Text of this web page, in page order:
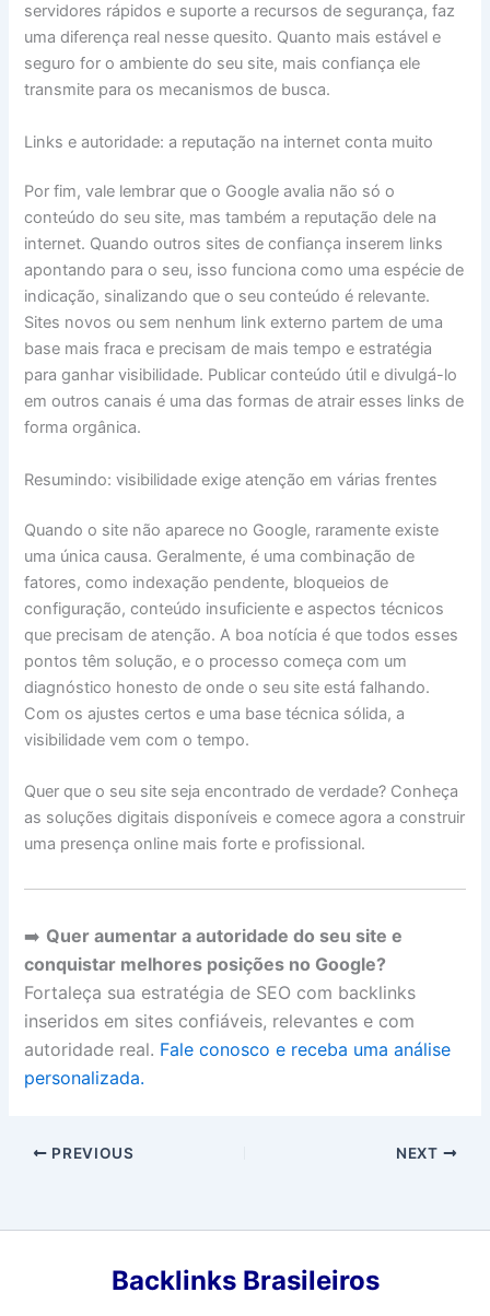
servidores rápidos e suporte a recursos de segurança, faz
uma diferença real nesse quesito. Quanto mais estável e
seguro for o ambiente do seu site, mais confiança ele
transmite para os mecanismos de busca.
Links e autoridade: a reputação na internet conta muito
Por fim, vale lembrar que o Google avalia não só o
conteúdo do seu site, mas também a reputação dele na
internet. Quando outros sites de confiança inserem links
apontando para o seu, isso funciona como uma espécie de
indicação, sinalizando que o seu conteúdo é relevante.
Sites novos ou sem nenhum link externo partem de uma
base mais fraca e precisam de mais tempo e estratégia
para ganhar visibilidade. Publicar conteúdo útil e divulgá-lo
em outros canais é uma das formas de atrair esses links de
forma orgânica.
Resumindo: visibilidade exige atenção em várias frentes
Quando o site não aparece no Google, raramente existe
uma única causa. Geralmente, é uma combinação de
fatores, como indexação pendente, bloqueios de
configuração, conteúdo insuficiente e aspectos técnicos
que precisam de atenção. A boa notícia é que todos esses
pontos têm solução, e o processo começa com um
diagnóstico honesto de onde o seu site está falhando.
Com os ajustes certos e uma base técnica sólida, a
visibilidade vem com o tempo.
Quer que o seu site seja encontrado de verdade? Conheça
as soluções digitais disponíveis e comece agora a construir
uma presença online mais forte e profissional.
➡️ Quer aumentar a autoridade do seu site e
conquistar melhores posições no Google?
Fortaleça sua estratégia de SEO com backlinks
inseridos em sites confiáveis, relevantes e com
autoridade real. Fale conosco e receba uma análise
personalizada.
PREVIOUS NEXT
Backlinks Brasileiros